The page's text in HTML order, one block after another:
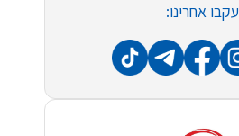
עקבו אחרינו: